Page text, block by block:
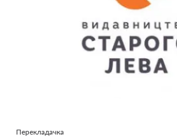
Перекладачка